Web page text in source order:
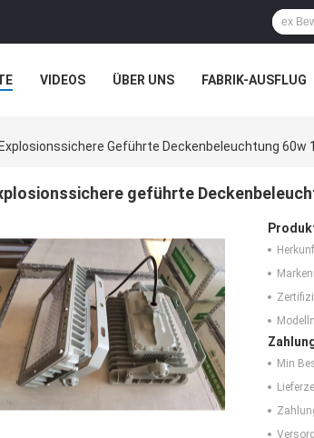
VIDEOS ÜBER UNS FABRIK-AUSFLUG
Geführte Deckenbeleuchtung 60w
geführte
Min